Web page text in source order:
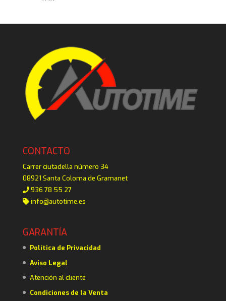
CONTACTO
Carrer ciutadella número 34
08921 Santa Coloma de Gramanet
936 78 55 27
info@autotime.es
GARANTÍA
Política de Privacidad
Aviso Legal
Atención al cliente
Condiciones de la Venta